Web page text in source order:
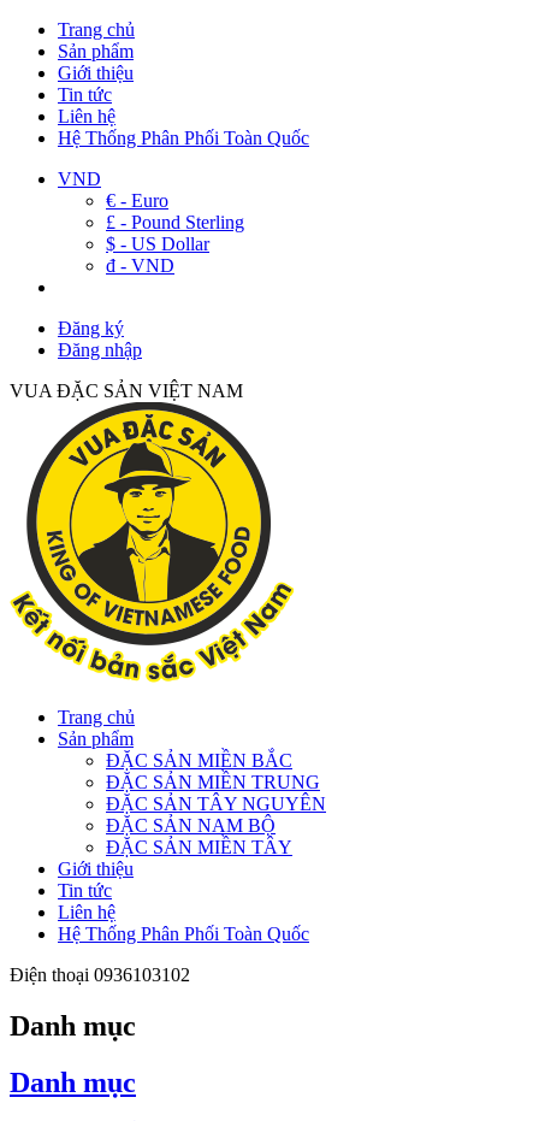
Trang chủ
Sản phẩm
Giới thiệu
Tin tức
Liên hệ
Hệ Thống Phân Phối Toàn Quốc
VND
€ - Euro
£ - Pound Sterling
$ - US Dollar
đ - VND
Đăng ký
Đăng nhập
VUA ĐẶC SẢN VIỆT NAM
Trang chủ
Sản phẩm
ĐẶC SẢN MIỀN BẮC
ĐẶC SẢN MIỀN TRUNG
ĐẶC SẢN TÂY NGUYÊN
ĐẶC SẢN NAM BỘ
ĐẶC SẢN MIỀN TÂY
Giới thiệu
Tin tức
Liên hệ
Hệ Thống Phân Phối Toàn Quốc
Điện thoại 0936103102
Danh mục
Danh mục